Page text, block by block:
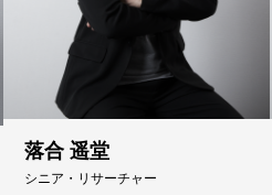
落合 遥堂
シニア・リサーチャー